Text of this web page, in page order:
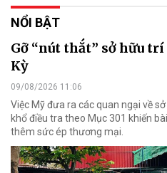
NỔI BẬT
Gỡ “nút thắt” sở hữu
Kỳ
09/08/2026 11:06
Việc Mỹ đưa ra các quan ngại về
khổ điều tra theo Mục 301 khiến
thêm sức ép thương mại.